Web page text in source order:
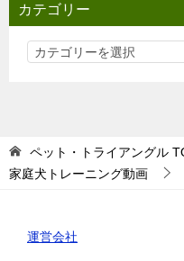
カテゴリー
カ
ペット・トライアングル
家庭犬トレーニング動画
運営会社